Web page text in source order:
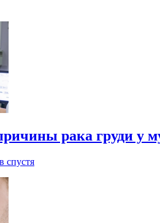
рака груди у
спустя